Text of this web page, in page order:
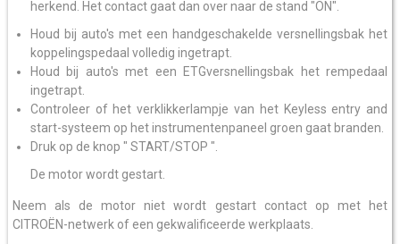
herkend. Het contact gaat dan over naar de stand "ON".
Houd bij auto's met een handgeschakelde versnellingsbak het
koppelingspedaal volledig ingetrapt.
Houd bij auto's met een ETGversnellingsbak het rempedaal
ingetrapt.
Controleer of het verklikkerlampje van het Keyless entry and
start-systeem op het instrumentenpaneel groen gaat branden.
Druk op de knop " START/STOP ".
De motor wordt gestart.
Neem als de motor niet wordt gestart contact op met het
CITROËN-netwerk of een gekwalificeerde werkplaats.